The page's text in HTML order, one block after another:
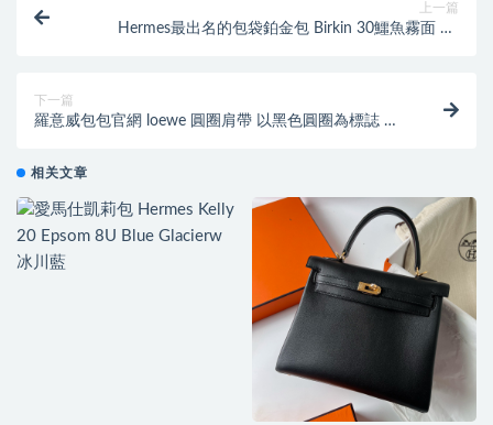
上一篇
Hermes最出名的包袋鉑金包 Birkin 30鱷魚霧面 3C
下一篇
羅意威包包官網 loewe 圓圈肩帶 以黑色圓圈為標誌 小
相关文章